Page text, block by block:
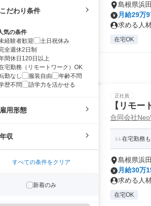
こだわり条件
気の条件
経験者歓迎
土日祝休み
全週休2日制
間休日120日以上
宅勤務（リモートワーク）OK
勤なし
服装自由
年齢不問
歴不問
語学力を活かせる
雇用形態
年収
すべての条件をクリア
新着のみ
島根県浜
月給29万
求める人
在宅OK
正社員
【リモ
合同会社
在宅勤務
島根県浜
月給30万
求める人
在宅OK